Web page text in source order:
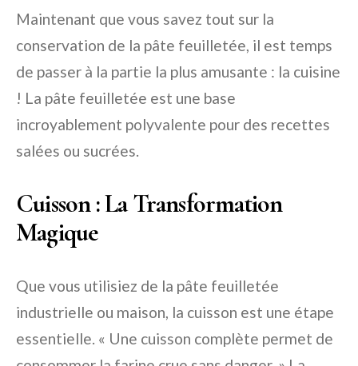
Maintenant que vous savez tout sur la
conservation de la pâte feuilletée, il est temps
de passer à la partie la plus amusante : la cuisine
! La pâte feuilletée est une base
incroyablement polyvalente pour des recettes
salées ou sucrées.
Cuisson : La Transformation
Magique
Que vous utilisiez de la pâte feuilletée
industrielle ou maison, la cuisson est une étape
essentielle. « Une cuisson complète permet de